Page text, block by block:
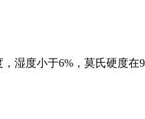
湿度小于6%，莫氏硬度